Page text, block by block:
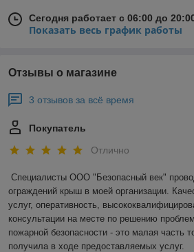
Сегодня работает с 06:00 до
Показать весь график работы
Отзывы о магазине
3 отзывов за всё время
Покупатель
Отлично
Специалисты ООО "Безопасный век"
ограждений крыш в моей организации.
услуг, оперативность,
консультации на месте по решению
пожарной безопасности - это малая часть
получила в ходе предоставляемых услуг.